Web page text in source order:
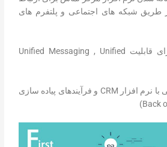
طریق شبکه های اجتماعی و پلتفرم های
تعریف و اجرای قابلیت Unified Messaging , Unified
ایجاد یکپارچگی با نرم افزار CRM و فرآیندهای پیاده سازی